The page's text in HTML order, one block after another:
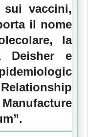
sui vaccini,
il nome
la
Deisher e